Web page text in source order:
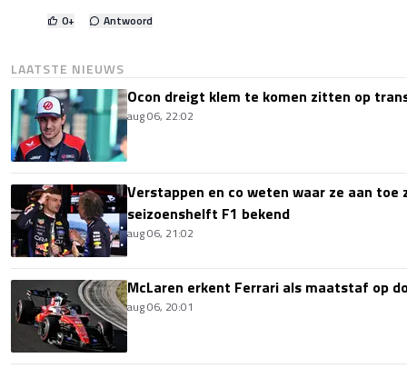
0+ Antwoord
LAATSTE NIEUWS
Ocon dreigt klem te komen zitten op
aug 06, 22:02
Verstappen en co weten waar ze aan
seizoenshelft F1 bekend
aug 06, 21:02
McLaren erkent Ferrari als maatstaf op
aug 06, 20:01